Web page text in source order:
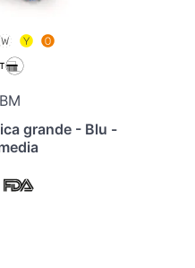
grande - Blu -